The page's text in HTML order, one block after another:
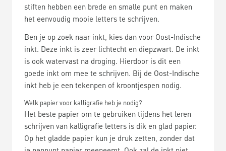
stiften hebben een brede en smalle punt en maken
het eenvoudig mooie letters te schrijven.
Ben je op zoek naar inkt, kies dan voor Oost-Indische
inkt. Deze inkt is zeer lichtecht en diepzwart. De inkt
is ook watervast na droging. Hierdoor is dit een
goede inkt om mee te schrijven. Bij de Oost-Indische
inkt heb je een tekenpen of kroontjespen nodig.
Welk papier voor kalligrafie heb je nodig?
Het beste papier om te gebruiken tijdens het leren
schrijven van kalligrafie letters is dik en glad papier.
Op het gladde papier kun je druk zetten, zonder dat